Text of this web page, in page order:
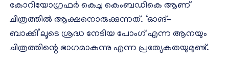
കോറിയോഗ്രഫർ കെച്ച കെംബഡികെ ആണ്
ചിത്രത്തിൽ ആക്ഷനൊരുക്കുന്നത്. ‘ഓങ്-
ബാക്കി’ലൂടെ ശ്രദ്ധ നേടിയ പോംഗ് എന്ന ആനയും
ചിത്രത്തിന്റെ ഭാഗമാകുന്നു എന്ന പ്രത്യേകതയുമുണ്ട്.